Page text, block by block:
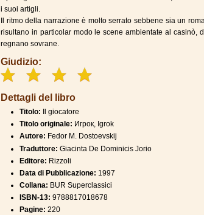
i suoi artigli.
Il ritmo della narrazione è molto serrato sebbene sia un
risultano in particolar modo le scene ambientate al casinò,
regnano sovrane.
Giudizio:
Dettagli del libro
Titolo: Il giocatore
Titolo originale: Игрок, Igrok
Autore: Fedor M. Dostoevskij
Traduttore: Giacinta De Dominicis Jorio
Editore: Rizzoli
Data di Pubblicazione: 1997
Collana: BUR Superclassici
ISBN-13: 9788817018678
Pagine: 220